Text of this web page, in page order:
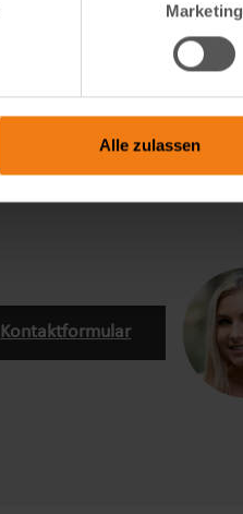
Marketing
Alle zulassen
Kontaktformular